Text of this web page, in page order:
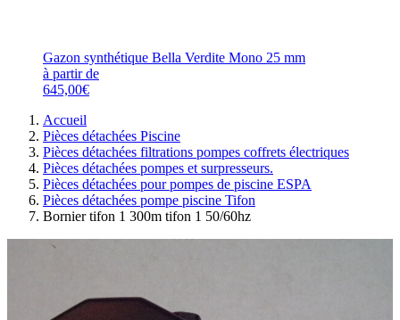
Gazon synthétique Bella Verdite Mono 25 mm
à partir de
645,00€
Accueil
Pièces détachées Piscine
Pièces détachées filtrations pompes coffrets électriques
Pièces détachées pompes et surpresseurs.
Pièces détachées pour pompes de piscine ESPA
Pièces détachées pompe piscine Tifon
Bornier tifon 1 300m tifon 1 50/60hz